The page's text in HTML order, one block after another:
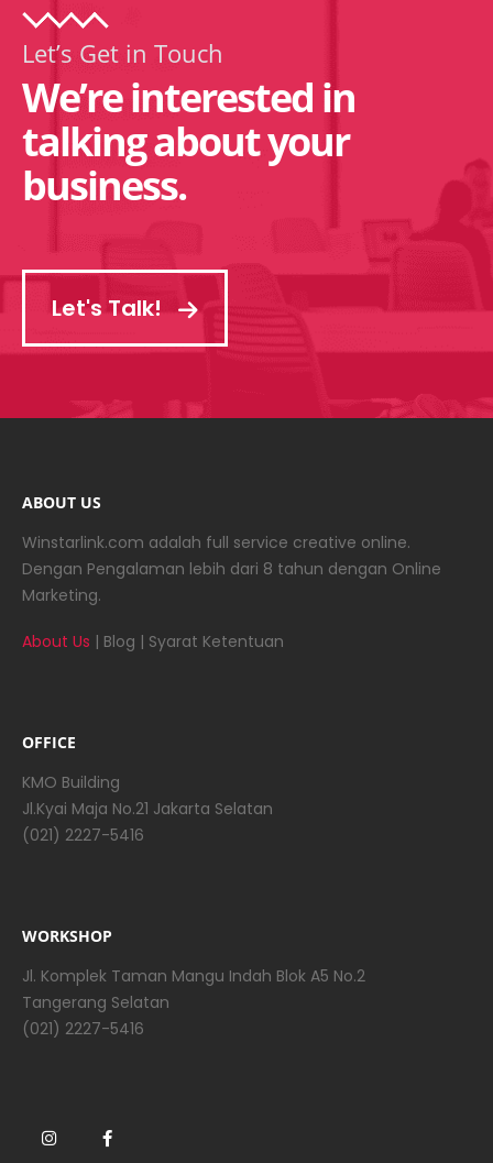
Let’s Get in Touch
We’re interested in
talking about your
business.
Let's Talk!
ABOUT US
Winstarlink.com adalah full service creative online.
Dengan Pengalaman lebih dari 8 tahun dengan Online
Marketing.
About Us | Blog | Syarat Ketentuan
OFFICE
KMO Building
Jl.Kyai Maja No.21 Jakarta Selatan
(021) 2227-5416
WORKSHOP
Jl. Komplek Taman Mangu Indah Blok A5 No.2
Tangerang Selatan
(021) 2227-5416